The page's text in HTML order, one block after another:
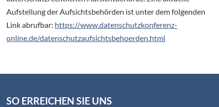
Aufstellung der Aufsichtsbehörden ist unter dem folgenden
Link abrufbar: https://www.datenschutzkonferenz-
online.de/datenschutzaufsichtsbehoerden.html
SO ERREICHEN SIE UNS